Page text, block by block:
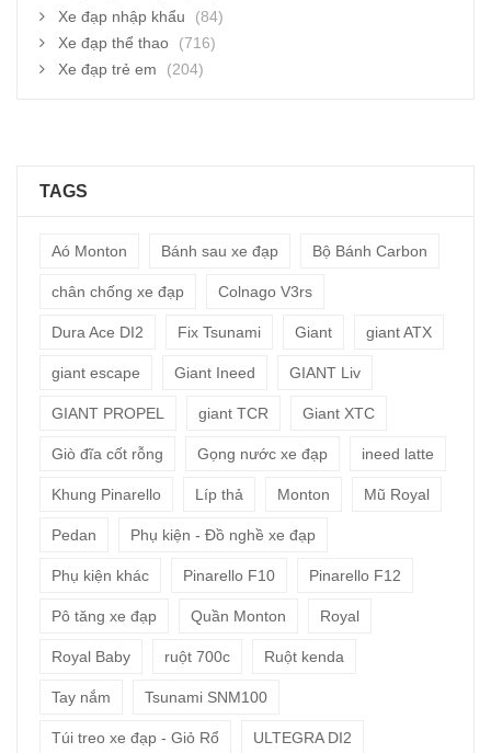
Xe đạp nhập khẩu
(84)
Xe đạp thể thao
(716)
Xe đạp trẻ em
(204)
TAGS
Aó Monton Bánh sau xe đạp Bộ Bánh Carbon
chân chống xe đạp Colnago V3rs
Dura Ace DI2 Fix Tsunami Giant giant ATX
giant escape Giant Ineed GIANT Liv
GIANT PROPEL giant TCR Giant XTC
Giò đĩa cốt rỗng Gọng nước xe đạp ineed latte
Khung Pinarello Líp thả Monton Mũ Royal
Pedan Phụ kiện - Đồ nghề xe đạp
Phụ kiện khác Pinarello F10 Pinarello F12
Pô tăng xe đạp Quần Monton Royal
Royal Baby ruột 700c Ruột kenda
Tay nắm Tsunami SNM100
Túi treo xe đạp - Giỏ Rổ ULTEGRA DI2